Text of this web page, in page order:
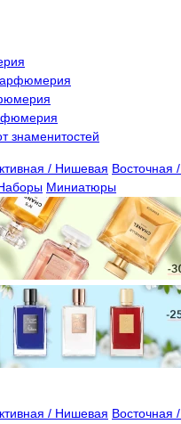
знаменитостей
/ Нишевая Восточная
Миниатюры
/ Нишевая Восточная